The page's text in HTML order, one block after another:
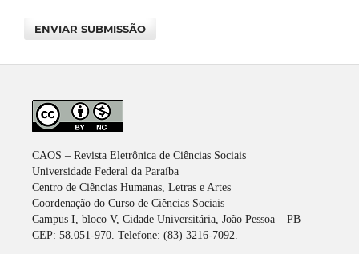
ENVIAR SUBMISSÃO
CAOS – Revista Eletrônica de Ciências Sociais
Universidade Federal da Paraíba
Centro de Ciências Humanas, Letras e Artes
Coordenação do Curso de Ciências Sociais
Campus I, bloco V, Cidade Universitária, João Pessoa – PB
CEP: 58.051-970. Telefone: (83) 3216-7092.